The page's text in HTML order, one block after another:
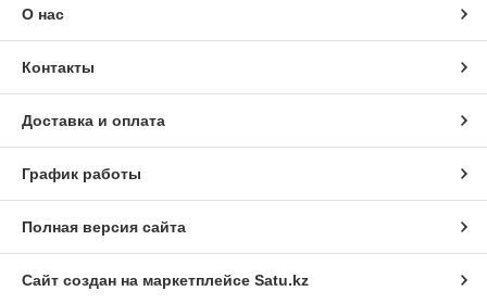
О нас
Контакты
Доставка и оплата
График работы
Полная версия сайта
Сайт создан на маркетплейсе Satu.kz